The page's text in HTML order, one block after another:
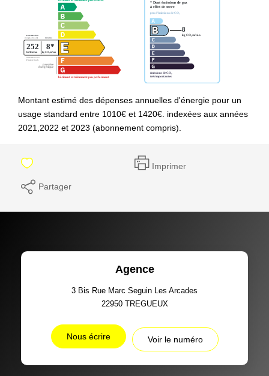
Montant estimé des dépenses annuelles d'énergie pour un
usage standard entre 1010€ et 1420€. indexées aux années
2021,2022 et 2023 (abonnement compris).
Imprimer
Partager
Agence
3 Bis Rue Marc Seguin Les Arcades
22950 TREGUEUX
Nous écrire Voir le numéro